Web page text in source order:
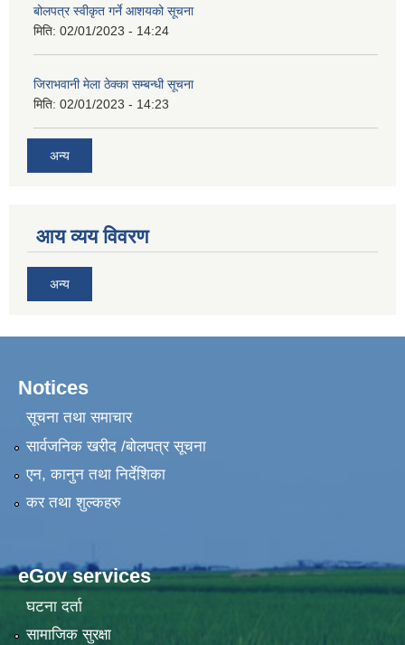
बोलपत्र स्वीकृत गर्ने आशयको सूचना
मिति: 02/01/2023 - 14:24
जिराभवानी मेला ठेक्का सम्बन्धी सूचना
मिति: 02/01/2023 - 14:23
अन्य
आय व्यय विवरण
अन्य
Notices
सूचना तथा समाचार
सार्वजनिक खरीद /बोलपत्र सूचना
एन, कानुन तथा निर्देशिका
कर तथा शुल्कहरु
eGov services
घटना दर्ता
सामाजिक सुरक्षा